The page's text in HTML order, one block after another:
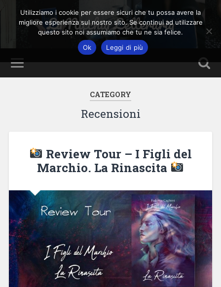
La Nicchia Letteraria
CATEGORY
Recensioni
Review Tour – I Figli del
Marchio. La Rinascita
Utilizziamo i cookie per essere sicuri che tu possa avere la
migliore esperienza sul nostro sito. Se continui ad utilizzare
questo sito noi assumiamo che tu ne sia felice.
Ok
Leggi di più